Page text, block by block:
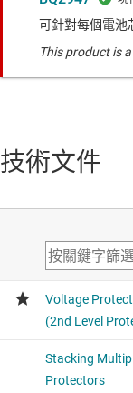
可針對每個電池
This product is
技術文件